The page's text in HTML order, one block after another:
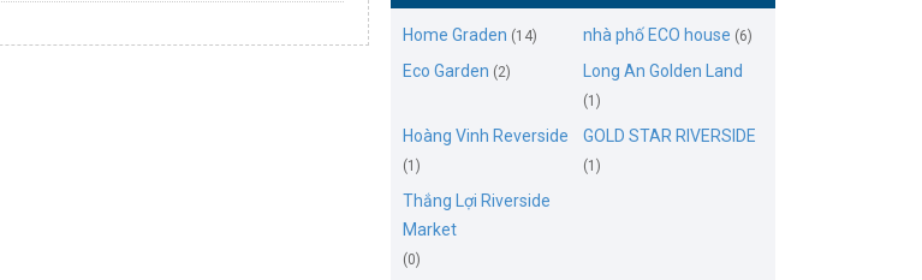
Home Graden (14) nhà phố ECO house (6)
Eco Garden (2) Long An Golden Land
(1)
Hoàng Vinh Reverside
(1)
GOLD STAR RIVERSIDE
(1)
Thắng Lợi Riverside
Market
(0)